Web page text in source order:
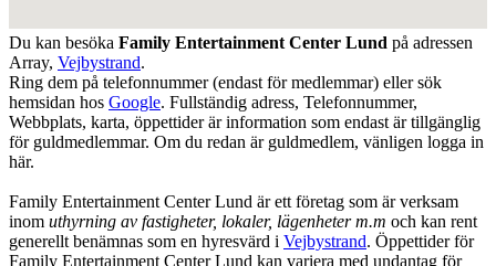
Du kan besöka Family Entertainment Center Lund på adressen
Array, Vejbystrand.
Ring dem på telefonnummer (endast för medlemmar) eller sök
hemsidan hos Google. Fullständig adress, Telefonnummer,
Webbplats, karta, öppettider är information som endast är tillgänglig
för guldmedlemmar. Om du redan är guldmedlem, vänligen logga in
här.
Family Entertainment Center Lund är ett företag som är verksam
inom uthyrning av fastigheter, lokaler, lägenheter m.m och kan rent
generellt benämnas som en hyresvärd i Vejbystrand. Öppettider för
Family Entertainment Center Lund kan variera med undantag för